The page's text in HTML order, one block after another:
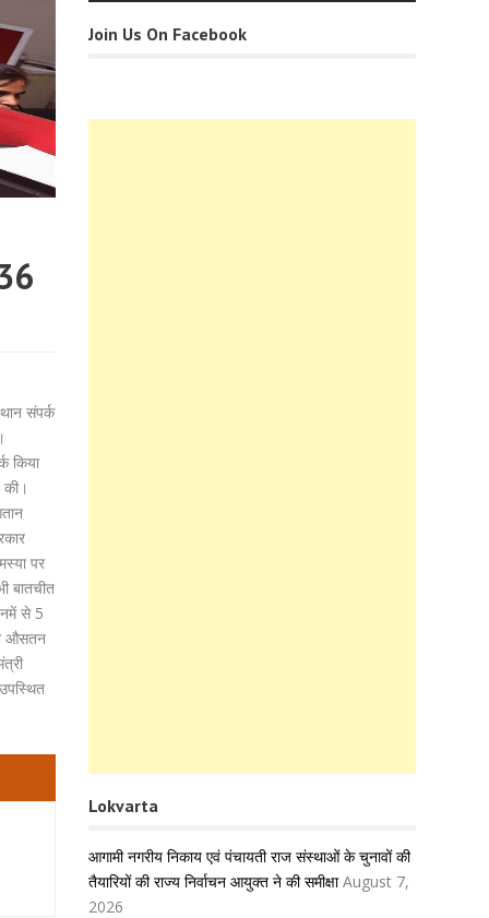
संपर्क
किया
पर
बातचीत
से 5
औसतन
Join Us On Facebook
Lokvarta
आगामी नगरीय निकाय एवं पंचायती राज संस्थाओं के चुनावों की
तैयारियों की राज्य निर्वाचन आयुक्त ने की समीक्षा August 7,
2026